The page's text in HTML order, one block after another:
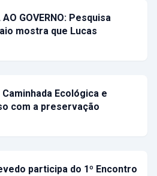
GOVERNO: Pesquisa
mostra que Lucas
Ecológica e
com a preservação
participa do 1º Encontro